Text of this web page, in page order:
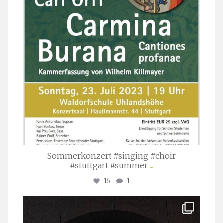
Sommerkonzert #singing #choir
#stuttgart #summer ...
16 1
Apr. 1